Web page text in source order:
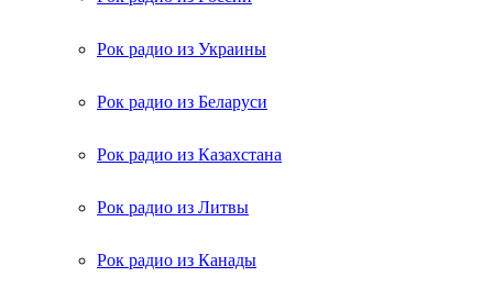
Рок радио из Украины
Рок радио из Беларуси
Рок радио из Казахстана
Рок радио из Литвы
Рок радио из Канады